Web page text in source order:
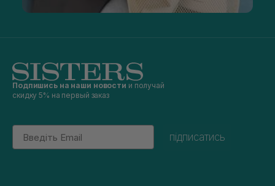
Подпишись на наши новости и получай
скидку 5% на первый заказ
Email
підписатись